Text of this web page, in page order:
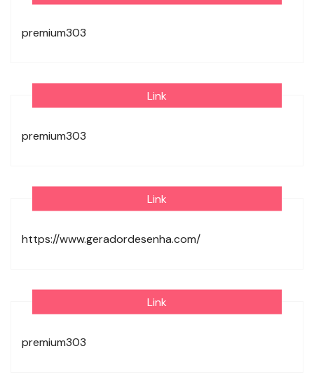
premium303
Link
premium303
Link
https://www.geradordesenha.com/
Link
premium303